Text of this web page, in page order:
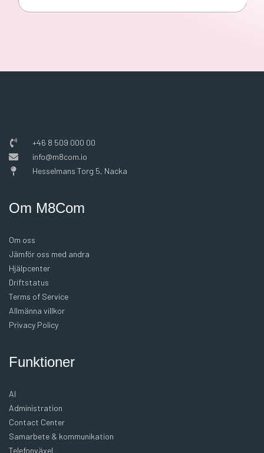
+46 8 509 000 00
info@m8com.io
Hesselmans Torg 5, Nacka
Om M8Com
Om oss
Jämför oss med andra
Hjälpcenter
Driftstatus
Terms of Service
Allmänna villkor
Privacy Policy
Funktioner
AI
Administration
Contact Center
Samarbete & kommunikation
Telefonväxel